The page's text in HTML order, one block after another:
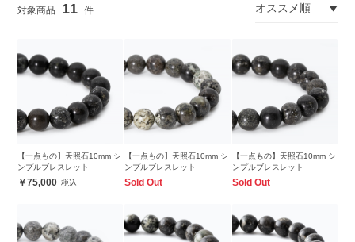
11
【一点もの】天照石10mm シ
ンプルブレスレット
75,000
【一点もの】天照石10mm シ
ンプルブレスレット
Sold Out
【一点もの】天照石10mm シ
ンプルブレスレット
Sold Out